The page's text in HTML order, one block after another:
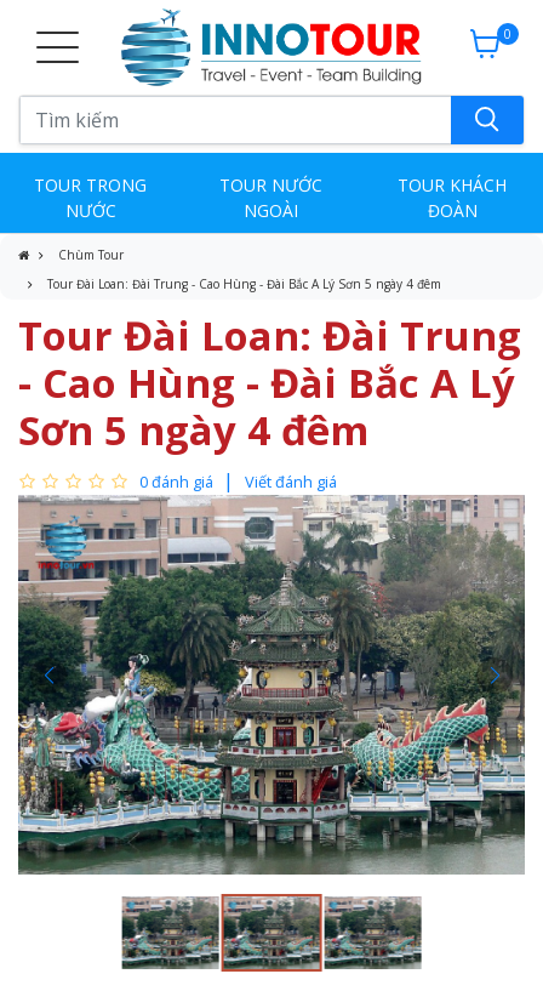
0
TOUR TRONG
NƯỚC
TOUR NƯỚC
NGOÀI
TOUR KHÁCH
ĐOÀN
Chùm Tour
Tour Đài Loan: Đài Trung - Cao Hùng - Đài Bắc A Lý Sơn 5 ngày 4 đêm
Tour Đài Loan: Đài Trung
- Cao Hùng - Đài Bắc A Lý
Sơn 5 ngày 4 đêm
0 đánh giá Viết đánh giá